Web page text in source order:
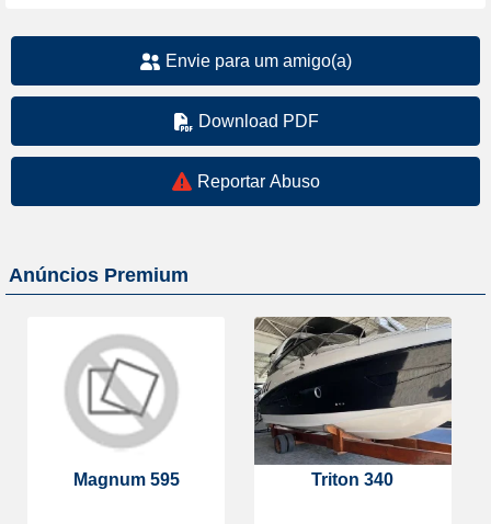
Envie para um amigo(a)
Download PDF
Reportar Abuso
Anúncios Premium
Magnum 595 Triton 340